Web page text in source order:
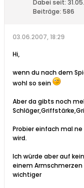
Dabei seit:
Beiträge: 586
03.06.2007, 18:29
Hi,
wenn du nach dem
wohl so sein
Aber da gibts noch
Probier einfach mal
wird.
Ich würde aber auf
einem
wichtiger